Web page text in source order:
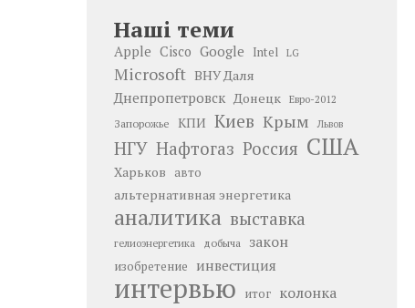
Наші теми
Apple Cisco Google Intel LG
Microsoft ВНУ Даля
Днепропетровск Донецк Евро-2012
Запорожье КПИ Киев Крым Львов
НГУ Нафтогаз Россия США
Харьков авто
альтернативная энергетика
аналитика выставка
гелиоэнергетика добыча закон
изобретение инвестиция
интервью итог колонка